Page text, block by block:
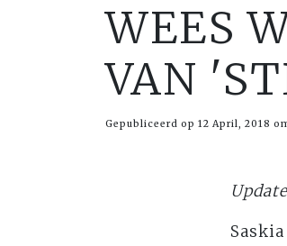
WEES
VAN
Gepubliceerd op 12 April, 2018